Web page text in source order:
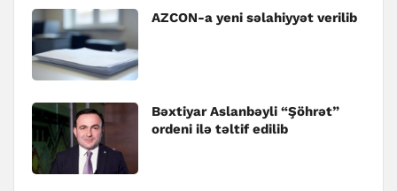
AZCON-a yeni səlahiyyət verilib
Bəxtiyar Aslanbəyli “Şöhrət”
ordeni ilə təltif edilib